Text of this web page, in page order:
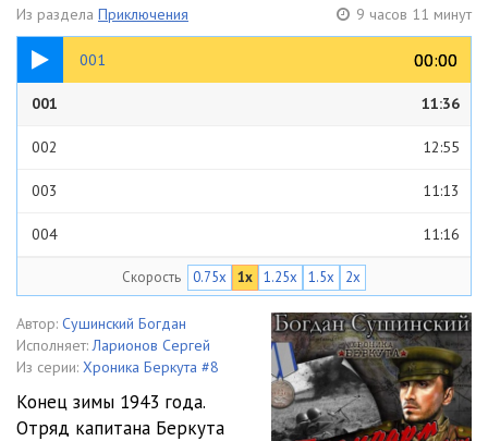
Из раздела Приключения 9 часов 11 минут
001 00:00
00:00
11:36
001 11:36
002 12:55
003 11:13
004 11:16
006 13:50
007 09:07
008 11:42
Скорость 0.75x 1x 1.25x 1.5x 2x
Автор: Сушинский Богдан
Исполняет: Ларионов Сергей
Из серии: Хроника Беркута #8
Конец зимы 1943 года.
Отряд капитана Беркута